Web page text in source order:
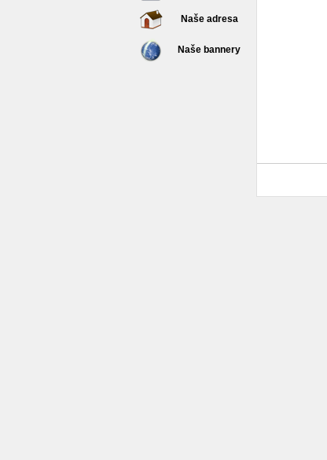
Naše adresa
Naše bannery